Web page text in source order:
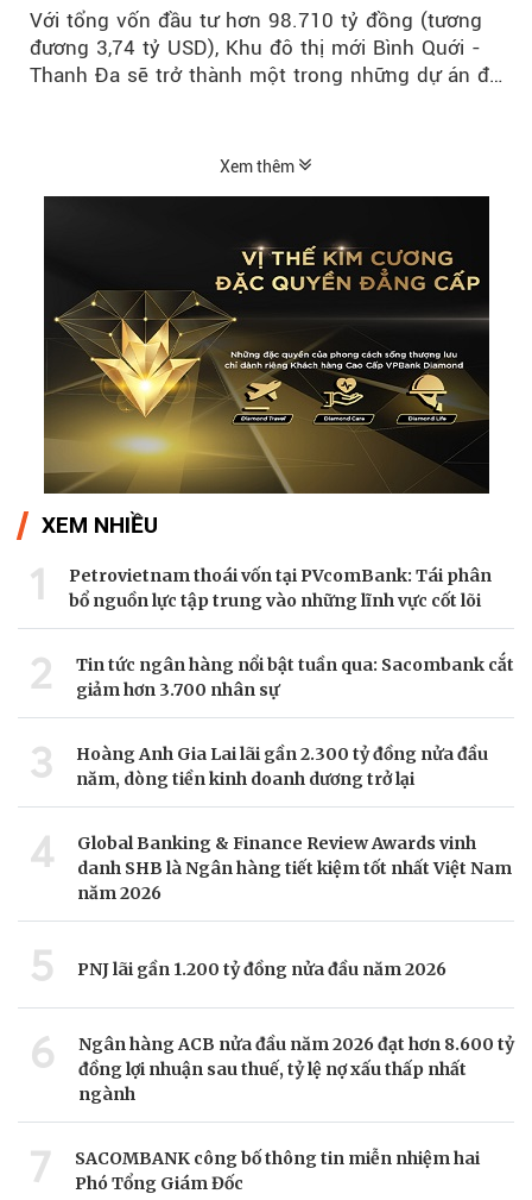
Với tổng vốn đầu tư hơn 98.710 tỷ đồng (tương
đương 3,74 tỷ USD), Khu đô thị mới Bình Quới -
Thanh Đa sẽ trở thành một trong những dự án đô
Xem thêm
XEM NHIỀU
1
Petrovietnam thoái vốn tại PVcomBank: Tái phân
bổ nguồn lực tập trung vào những lĩnh vực cốt lõi
2
Tin tức ngân hàng nổi bật tuần qua: Sacombank cắt
giảm hơn 3.700 nhân sự
3
Hoàng Anh Gia Lai lãi gần 2.300 tỷ đồng nửa đầu
năm, dòng tiền kinh doanh dương trở lại
4
Global Banking & Finance Review Awards vinh
danh SHB là Ngân hàng tiết kiệm tốt nhất Việt Nam
năm 2026
5 PNJ lãi gần 1.200 tỷ đồng nửa đầu năm 2026
6
Ngân hàng ACB nửa đầu năm 2026 đạt hơn 8.600 tỷ
đồng lợi nhuận sau thuế, tỷ lệ nợ xấu thấp nhất
ngành
7
SACOMBANK công bố thông tin miễn nhiệm hai
Phó Tổng Giám Đốc